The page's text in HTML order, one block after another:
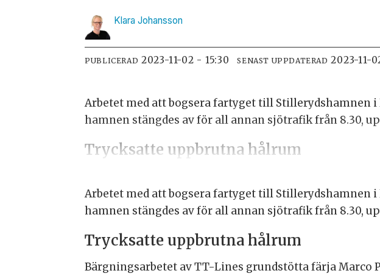
Klara Johansson
PUBLICERAD 2023-11-02 - 15:30 SENAST UPPDATERAD 2023-11-
Arbetet med att bogsera fartyget till Stillerydshamnen
hamnen stängdes av för all annan sjötrafik från 8.30,
Trycksatte uppbrutna hålrum
Arbetet med att bogsera fartyget till Stillerydshamnen
hamnen stängdes av för all annan sjötrafik från 8.30,
Trycksatte uppbrutna hålrum
Bärgningsarbetet av TT-Lines grundstötta färja Marco